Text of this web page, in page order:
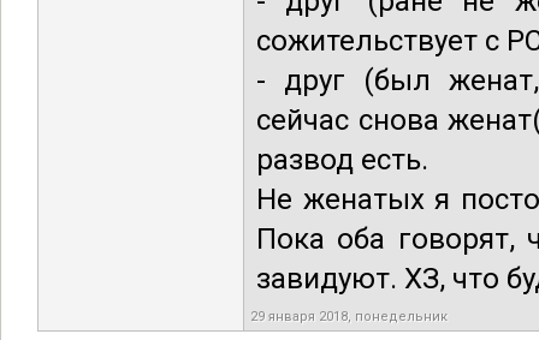
сожительствует с
- друг (был
сейчас снова
развод есть.
Не женатых я
Пока оба говорят,
завидуют. ХЗ, что
29 января 2018, понедельник